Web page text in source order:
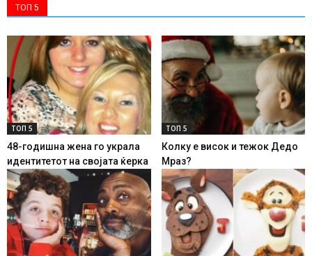
ТОП 5
ТОП 5
48-годишна жена го украла
идентитетот на својата ќерка
ТОП 5
Колку е висок и тежок Дедо
Мраз?